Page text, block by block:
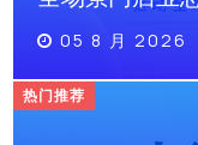
热门推荐